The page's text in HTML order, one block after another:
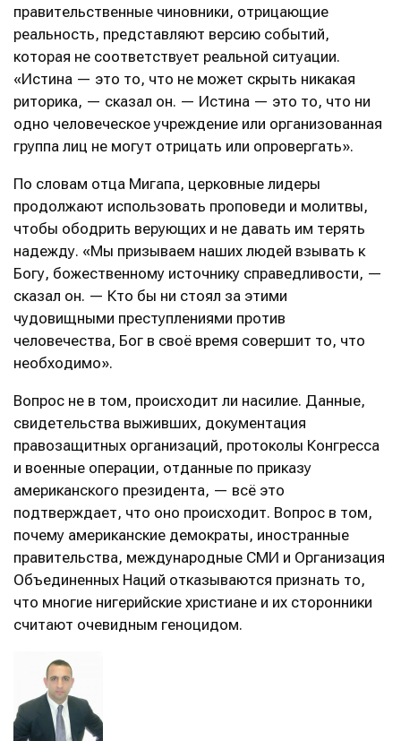
правительственные чиновники, отрицающие
реальность, представляют версию событий,
которая не соответствует реальной ситуации.
«Истина — это то, что не может скрыть никакая
риторика, — сказал он. — Истина — это то, что ни
одно человеческое учреждение или организованная
группа лиц не могут отрицать или опровергать».
По словам отца Мигапа, церковные лидеры
продолжают использовать проповеди и молитвы,
чтобы ободрить верующих и не давать им терять
надежду. «Мы призываем наших людей взывать к
Богу, божественному источнику справедливости, —
сказал он. — Кто бы ни стоял за этими
чудовищными преступлениями против
человечества, Бог в своё время совершит то, что
необходимо».
Вопрос не в том, происходит ли насилие. Данные,
свидетельства выживших, документация
правозащитных организаций, протоколы Конгресса
и военные операции, отданные по приказу
американского президента, — всё это
подтверждает, что оно происходит. Вопрос в том,
почему американские демократы, иностранные
правительства, международные СМИ и Организация
Объединенных Наций отказываются признать то,
что многие нигерийские христиане и их сторонники
считают очевидным геноцидом.